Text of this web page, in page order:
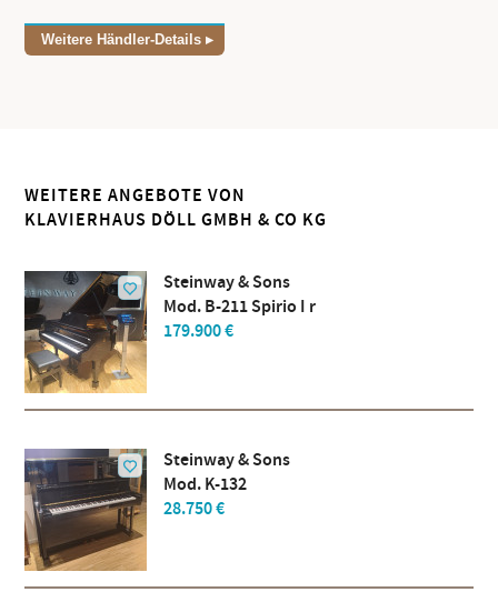
Weitere Händler-Details
WEITERE ANGEBOTE VON
KLAVIERHAUS DÖLL GMBH & CO KG
Steinway & Sons
Mod. B-211 Spirio I r
179.900 €
Steinway & Sons
Mod. K-132
28.750 €